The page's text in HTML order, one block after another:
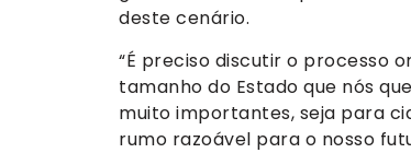
deste cenário.
“É preciso discutir o processo
tamanho do Estado que nós
muito importantes, seja para
rumo razoável para o nosso